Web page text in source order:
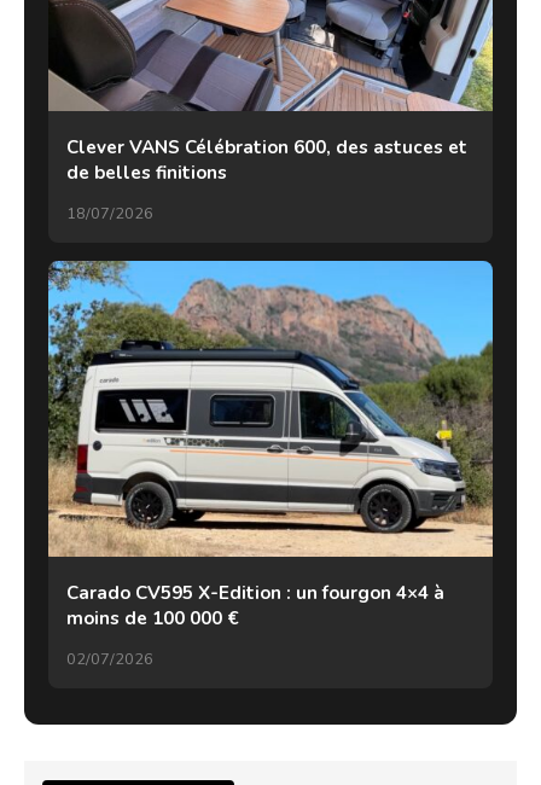
Clever VANS Célébration 600, des astuces et
de belles finitions
18/07/2026
Carado CV595 X-Edition : un fourgon 4×4 à
moins de 100 000 €
02/07/2026